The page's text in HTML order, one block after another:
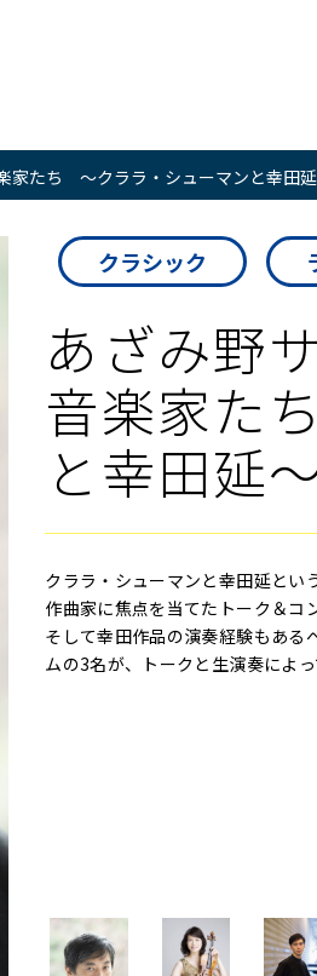
家たち ～クララ・シューマンと幸田
クラシック
あざみ野
音楽家た
と幸田延
クララ・シューマンと幸田延とい
作曲家に焦点を当てたトーク＆コ
そして幸田作品の演奏経験もある
ムの3名が、トークと生演奏によ